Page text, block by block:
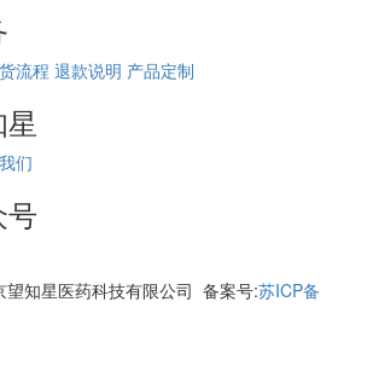
流程 退款说明 产品定制
们
知星医药科技有限公司 备案号:苏ICP备